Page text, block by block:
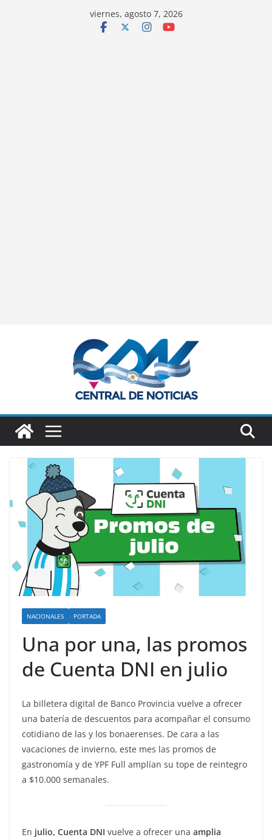
viernes, agosto 7, 2026
NACIONALES PORTADA
Una por una, las promos
de Cuenta DNI en julio
La billetera digital de Banco Provincia vuelve a ofrecer
una batería de descuentos para acompañar el consumo
cotidiano de las y los bonaerenses. De cara a las
vacaciones de invierno, este mes las promos de
gastronomía y de YPF Full amplían su tope de reintegro
a $10.000 semanales.
En julio, Cuenta DNI vuelve a ofrecer una amplia